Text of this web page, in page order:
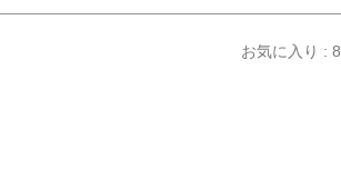
お気に入り : 8